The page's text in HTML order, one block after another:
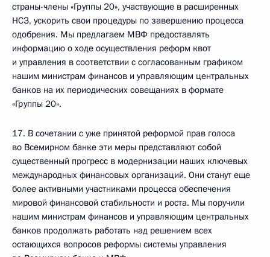
страны-члены «Группы 20», участвующие в расширенных
НСЗ, ускорить свои процедуры по завершению процесса
одобрения. Мы предлагаем МВФ предоставлять
информацию о ходе осуществления реформ квот
и управления в соответствии с согласованным графиком
нашим министрам финансов и управляющим центральных
банков на их периодических совещаниях в формате
«Группы 20».
17. В сочетании с уже принятой реформой прав голоса
во Всемирном банке эти меры представляют собой
существенный прогресс в модернизации наших ключевых
международных финансовых организаций. Они станут еще
более активными участниками процесса обеспечения
мировой финансовой стабильности и роста. Мы поручили
нашим министрам финансов и управляющим центральных
банков продолжать работать над решением всех
остающихся вопросов реформы системы управления